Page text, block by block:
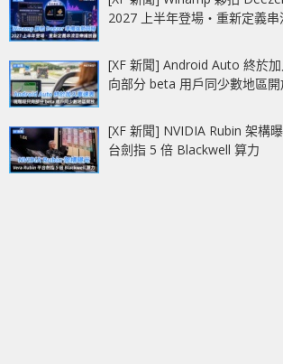
2027 上半年登場‧重新定義串
[XF 新聞] Android Auto 終於
向部分 beta 用戶同少數地區
[XF 新聞] NVIDIA Rubin 架構
台劍指 5 倍 Blackwell 算力